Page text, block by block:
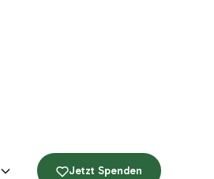
Jetzt Spenden